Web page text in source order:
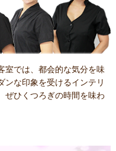
室では、都会的な気分を味
ンな印象を受けるインテリ
ぜひくつろぎの時間を味わ